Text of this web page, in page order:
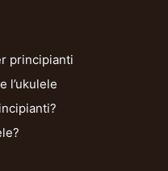
principianti
l’ukulele